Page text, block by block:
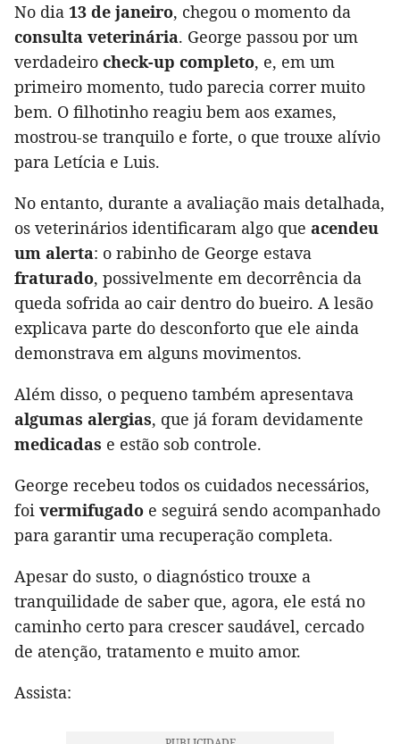
No dia 13 de janeiro, chegou o momento da
consulta veterinária. George passou por um
verdadeiro check-up completo, e, em um
primeiro momento, tudo parecia correr muito
bem. O filhotinho reagiu bem aos exames,
mostrou-se tranquilo e forte, o que trouxe alívio
para Letícia e Luis.
No entanto, durante a avaliação mais detalhada,
os veterinários identificaram algo que acendeu
um alerta: o rabinho de George estava
fraturado, possivelmente em decorrência da
queda sofrida ao cair dentro do bueiro. A lesão
explicava parte do desconforto que ele ainda
demonstrava em alguns movimentos.
Além disso, o pequeno também apresentava
algumas alergias, que já foram devidamente
medicadas e estão sob controle.
George recebeu todos os cuidados necessários,
foi vermifugado e seguirá sendo acompanhado
para garantir uma recuperação completa.
Apesar do susto, o diagnóstico trouxe a
tranquilidade de saber que, agora, ele está no
caminho certo para crescer saudável, cercado
de atenção, tratamento e muito amor.
Assista: